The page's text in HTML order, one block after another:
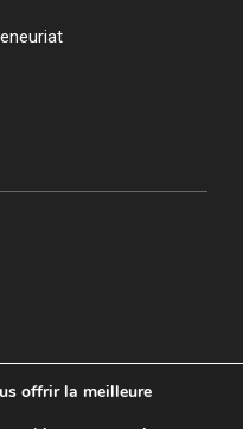
offrir la meilleure